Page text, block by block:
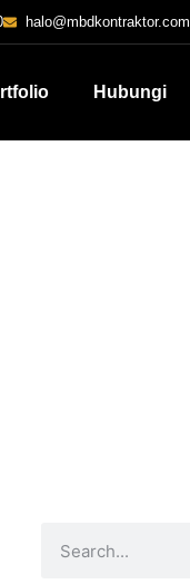
halo@mbdkontraktor.com
Hubungi